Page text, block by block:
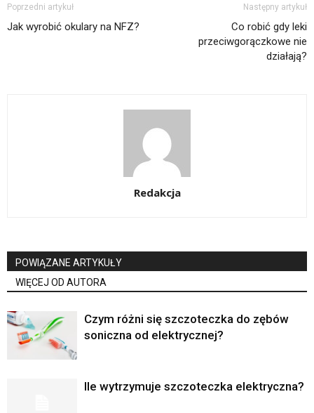
Poprzedni artykuł
Jak wyrobić okulary na NFZ?
Następny artykuł
Co robić gdy leki
przeciwgorączkowe nie
działają?
Redakcja
POWIĄZANE ARTYKUŁY
WIĘCEJ OD AUTORA
Czym różni się szczoteczka do zębów
soniczna od elektrycznej?
Ile wytrzymuje szczoteczka elektryczna?